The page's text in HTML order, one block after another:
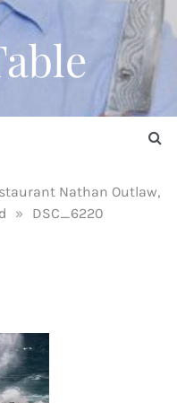
Nathan Outlaw,
» DSC_6220